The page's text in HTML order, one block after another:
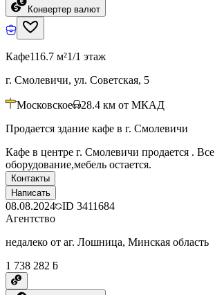
Конвертер валют
Кафе116.7 м²1/1 этаж
г. Смолевичи, ул. Советская, 5
Московское 28.4 км от МКАД
Продается здание кафе в г. Смолевичи
Кафе в центре г. Смолевичи продается . Все
оборудование,мебель остается.
Контакты
Написать
08.08.2024 ID 3411684
Агентство
недалеко от аг. Лошница, Минская область
1 738 282 ƃ